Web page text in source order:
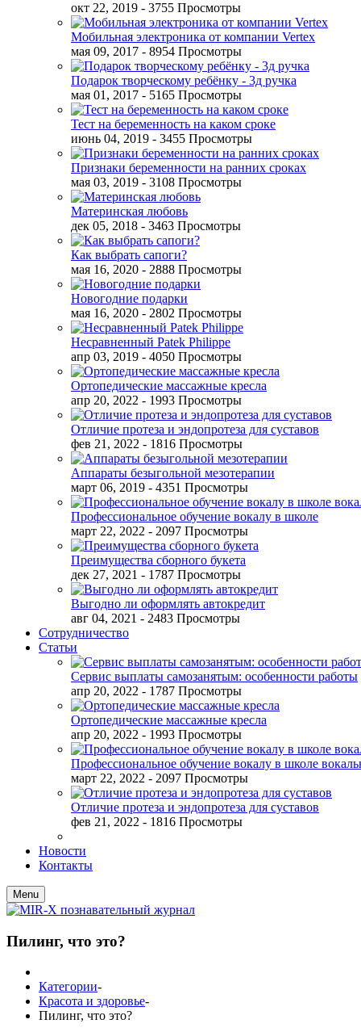
окт 22, 2019 - 3755 Просмотры
Мобильная электроника от компании Vertex
мая 09, 2017 - 8954 Просмотры
Подарок творческому ребёнку - 3д ручка
мая 01, 2017 - 5165 Просмотры
Тест на беременность на каком сроке
июнь 04, 2019 - 3455 Просмотры
Признаки беременности на ранних сроках
мая 03, 2019 - 3108 Просмотры
Материнская любовь
дек 05, 2018 - 3463 Просмотры
Как выбрать сапоги?
мая 16, 2020 - 2888 Просмотры
Новогодние подарки
мая 16, 2020 - 2802 Просмотры
Несравненный Patek Philippe
апр 03, 2019 - 4050 Просмотры
Ортопедические массажные кресла
апр 20, 2022 - 1993 Просмотры
Отличие протеза и эндопротеза для суставов
фев 21, 2022 - 1816 Просмотры
Аппараты безыгольной мезотерапии
март 06, 2019 - 4351 Просмотры
Профессиональное обучение вокалу в школе
март 22, 2022 - 2097 Просмотры
Преимущества сборного букета
дек 27, 2021 - 1787 Просмотры
Выгодно ли оформлять автокредит
авг 04, 2021 - 2483 Просмотры
Сотрудничество
Статьи
Сервис выплаты самозанятым: особенности работы
апр 20, 2022 - 1787 Просмотры
Ортопедические массажные кресла
апр 20, 2022 - 1993 Просмотры
Профессиональное обучение вокалу в школе
март 22, 2022 - 2097 Просмотры
Отличие протеза и эндопротеза для суставов
фев 21, 2022 - 1816 Просмотры
Новости
Контакты
Menu
Пилинг, что это?
Категории-
Красота и здоровье-
Пилинг, что это?